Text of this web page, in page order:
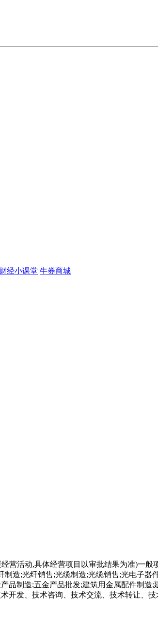
财经小课堂 牛券商城
营活动,具体经营项目以审批结果为准)一
造;光纤销售;光缆制造;光缆销售;光电子
品制造;五金产品批发;建筑用金属配件制造
开发、技术咨询、技术交流、技术转让、